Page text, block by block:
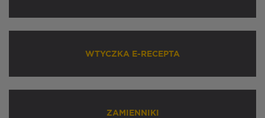
WTYCZKA E-RECEPTA
ZAMIENNIKI